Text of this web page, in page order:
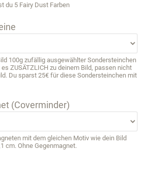
du 5 Fairy Dust Farben
100g zufällig ausgewählter Sondersteinchen
ZUSÄTZLICH zu deinem Bild, passen nicht
Du sparst 25€ für diese Sondersteinchen mit
(Coverminder)
mit dem gleichen Motiv wie dein Bild
cm. Ohne Gegenmagnet.